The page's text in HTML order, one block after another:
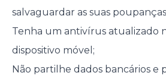
salvaguardar as suas
Tenha um antivírus atualizado
dispositivo móvel;
Não partilhe dados bancários e